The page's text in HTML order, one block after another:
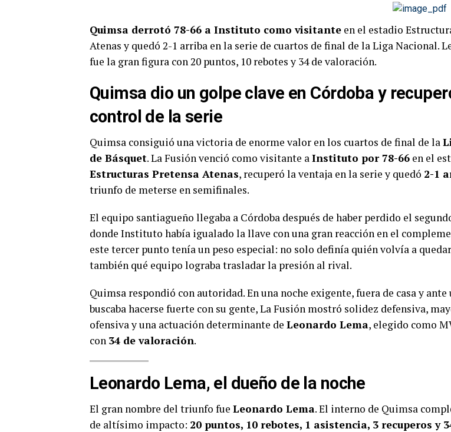
Quimsa derrotó 78-66 a Instituto como visitante en el estadio
Atenas y quedó 2-1 arriba en la serie de cuartos de final de la Liga Nacional.
fue la gran figura con 20 puntos, 10 rebotes y 34 de valoración.
Quimsa dio un golpe clave en Córdoba y
control de la serie
Quimsa consiguió una victoria de enorme valor en los cuartos de final de la
de Básquet. La Fusión venció como visitante aInstituto por 78-66 en el
Estructuras Pretensa Atenas, recuperó la ventaja en la serie y quedó 2-1
triunfo de meterse en semifinales.
El equipo santiagueño llegaba a Córdoba después de haber perdido el
donde Instituto había igualado la llave con una gran reacción en el
este tercer punto tenía un peso especial: no solo definía quién volvía a
también qué equipo lograba trasladar la presión al rival.
Quimsa respondió con autoridad. En una noche exigente, fuera de casa y
buscaba hacerse fuerte con su gente, La Fusión mostró solidez defensiva,
ofensiva y una actuación determinante de Leonardo Lema, elegido como
con 34 de valoración.
Leonardo Lema, el dueño de la noche
El gran nombre del triunfo fue Leonardo Lema. El interno de Quimsa
de altísimo impacto: 20 puntos, 10 rebotes, 1 asistencia, 3 recuperos y